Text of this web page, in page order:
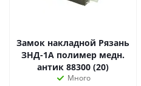
Замок накладной Рязань
ЗНД-1А полимер медн.
антик 88300 (20)
Много